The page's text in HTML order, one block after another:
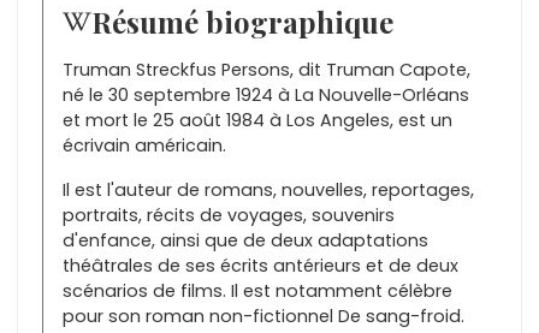
Résumé biographique
Truman Streckfus Persons, dit Truman Capote,
né le 30 septembre 1924 à La Nouvelle-Orléans
et mort le 25 août 1984 à Los Angeles, est un
écrivain américain.
Il est l'auteur de romans, nouvelles, reportages,
portraits, récits de voyages, souvenirs
d'enfance, ainsi que de deux adaptations
théâtrales de ses écrits antérieurs et de deux
scénarios de films. Il est notamment célèbre
pour son roman non-fictionnel De sang-froid.